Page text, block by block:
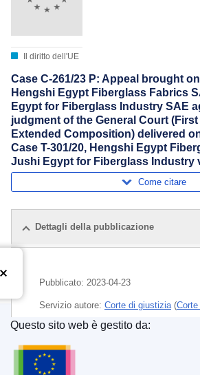
Il diritto dell'UE
Case C-261/23 P: Appeal brought
Hengshi Egypt Fiberglass Fabrics
Egypt for Fiberglass Industry SAE
judgment of the General Court (First
Extended Composition) delivered
Case T-301/20, Hengshi Egypt
Jushi Egypt for Fiberglass Industry
Come citare
Dettagli della pubblicazione
Pubblicato: 2023-04-23
Servizio autore: Corte di giustizia(
dell’Unione europea)
Argomento:
vetro
Ufficio delle pubblicazioni
Questo sito web è gestito da: